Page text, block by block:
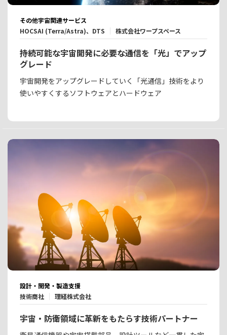
その他宇宙関連サービス
HOCSAI (Terra/Astra)、DTS
株式会社ワープスペース
持続可能な宇宙開発に必要な通信を「光」でアップ
グレード
宇宙開発をアップグレードしていく「光通信」技術をより
使いやすくするソフトウェアとハードウェア
設計・開発・製造支援
技術商社
理経株式会社
宇宙・防衛領域に革新をもたらす技術パートナー